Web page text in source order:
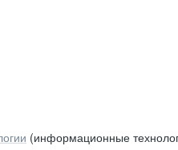
(информационные